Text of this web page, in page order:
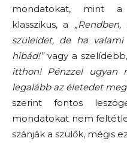
mondatokat, mint a
klasszikus, a
szüleidet, de ha
hibád!”vagy a
itthon! Pénzzel ugyan
legalább az életedet
szerint fontos
mondatokat nem
szánják a szülők, mégis